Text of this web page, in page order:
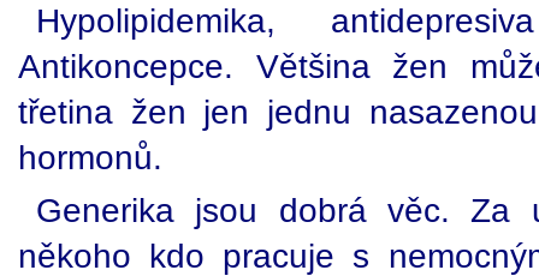
Hypolipidemika,
Antikoncepce. Většina žen
třetina žen jen jednu
hormonů.
Generika jsou dobrá věc. Za
někoho kdo pracuje s